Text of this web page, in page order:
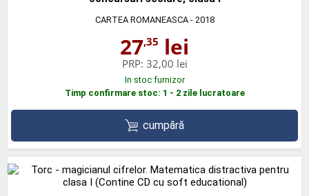
CARTEA ROMANEASCA- 2018
27,35 lei
PRP: 32,00 lei
In stoc furnizor
Timp confirmare stoc: 1 - 2 zile lucratoare
cumpără